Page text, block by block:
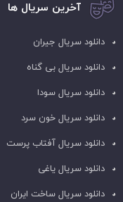
آخرین سریال ها
دانلود سریال جیران
دانلود سریال بی گناه
دانلود سریال سودا
دانلود سریال خون سرد
دانلود سریال آفتاب پرست
دانلود سریال یاغی
دانلود سریال ساخت ایران